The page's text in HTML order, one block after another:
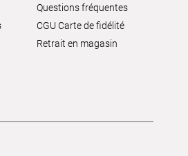
Questions fréquentes
CGU Carte de fidélité
Retrait en magasin